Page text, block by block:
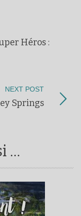
Héros :
NEXT POST
Springs
...